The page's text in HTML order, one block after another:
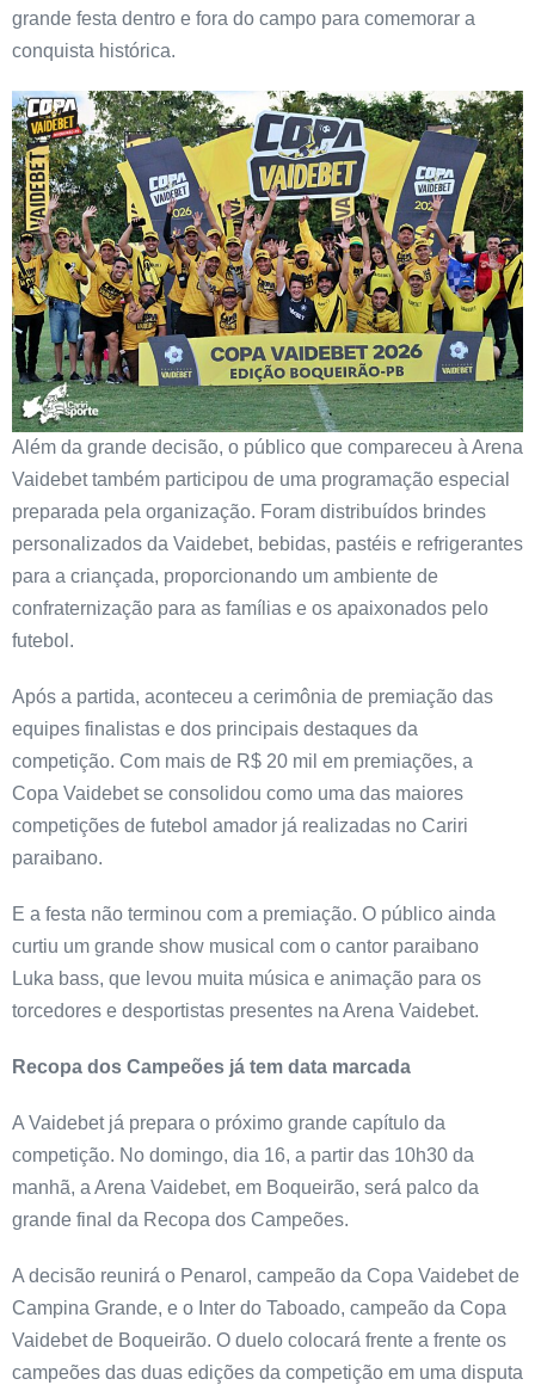
grande festa dentro e fora do campo para comemorar a
conquista histórica.
Além da grande decisão, o público que compareceu à Arena
Vaidebet também participou de uma programação especial
preparada pela organização. Foram distribuídos brindes
personalizados da Vaidebet, bebidas, pastéis e refrigerantes
para a criançada, proporcionando um ambiente de
confraternização para as famílias e os apaixonados pelo
futebol.
Após a partida, aconteceu a cerimônia de premiação das
equipes finalistas e dos principais destaques da
competição. Com mais de R$ 20 mil em premiações, a
Copa Vaidebet se consolidou como uma das maiores
competições de futebol amador já realizadas no Cariri
paraibano.
E a festa não terminou com a premiação. O público ainda
curtiu um grande show musical com o cantor paraibano
Luka bass, que levou muita música e animação para os
torcedores e desportistas presentes na Arena Vaidebet.
Recopa dos Campeões já tem data marcada
A Vaidebet já prepara o próximo grande capítulo da
competição. No domingo, dia 16, a partir das 10h30 da
manhã, a Arena Vaidebet, em Boqueirão, será palco da
grande final da Recopa dos Campeões.
A decisão reunirá o Penarol, campeão da Copa Vaidebet de
Campina Grande, e o Inter do Taboado, campeão da Copa
Vaidebet de Boqueirão. O duelo colocará frente a frente os
campeões das duas edições da competição em uma disputa